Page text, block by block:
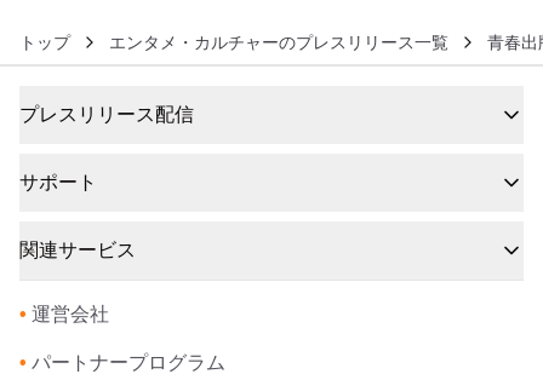
トップ エンタメ・カルチャーのプレスリリース一覧 青春出
プレスリリース配信
サポート
関連サービス
• 運営会社
• パートナープログラム